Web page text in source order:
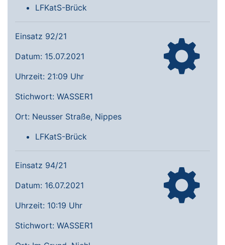
LFKatS-Brück
Einsatz 92/21
Datum: 15.07.2021
Uhrzeit: 21:09 Uhr
Stichwort: WASSER1
Ort: Neusser Straße, Nippes
LFKatS-Brück
Einsatz 94/21
Datum: 16.07.2021
Uhrzeit: 10:19 Uhr
Stichwort: WASSER1